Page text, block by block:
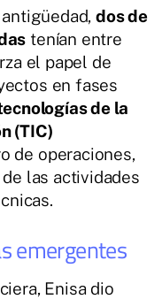
dos de
tenían entre
el papel de
en fases
de la
(TIC)
de operaciones,
las actividades
emergentes
Enisa dio